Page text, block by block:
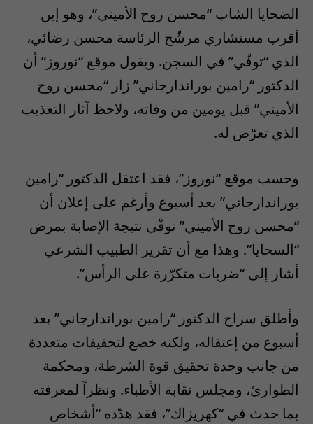
الضحايا الشاب “محسن روح الأميني”، وهو إبن
أقرب مستشاري مرشّّح الرئاسة محسن رضائي،
الذي “توفّي” في السجن. ويقول موقع “نوروز” أن
الدكتور “رامين بوراندارجاني” زار “محسن روح
الأميني” قبل يومين من وفاته، ولاحظ آثار التعذيب
الذي تعرّّض له.
وحسب موقع “نوروز”، فقد اعتقل الدكتور “رامين
بوراندارجاني” بعد أسبوع وأرغم على إعلان أن
“محسن روح الأميني” توفّي نتيجة الإصابة بمرض
“السحايا”. وهذا مع أن تقرير الطبيب الشرعي
أشار إلى “ضربات متكرّرة على الرأس”.
وأطلق سراح الدكتور “رامين بوراندارجاني” بعد
أسبوع من إعتقاله، ولكنه خضع لتحقيقات متعددة
من جانب وحدة تحقيق قوة الشرطة، ومحكمة
الطوارئ، ومجلس نقابة الأطباء. ونظراً لمعرفته
بما حدث في “كهريزاك”، فقد هدّده “أشخاص